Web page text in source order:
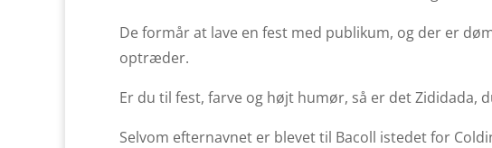
De formår at lave en fest med publikum, og der er
optræder.
Er du til fest, farve og højt humør, så er det Zididada,
Selvom efternavnet er blevet til Bacoll istedet for